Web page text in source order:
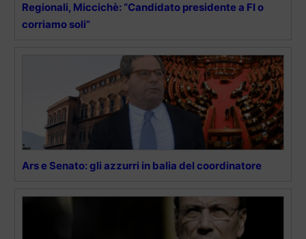
Regionali, Miccichè: “Candidato presidente a FI o
corriamo soli”
Ars e Senato: gli azzurri in balia del coordinatore